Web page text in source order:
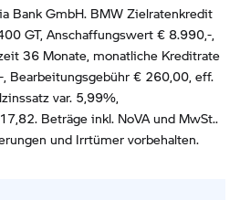
Bank GmbH. BMW Zielratenkredit
GT, Anschaffungswert € 8.990,-,
36 Monate, monatliche Kreditrate
, Bearbeitungsgebühr € 260,00, eff.
var. 5,99%,
. Beträge inkl. NoVA und MwSt..
und Irrtümer vorbehalten.